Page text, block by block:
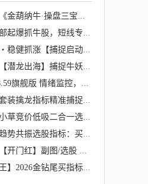
平步老师陈建平《金葫纳牛·操盘三宝》强基班...
「咫尺擒龙」底部起爆抓牛股，短线专用电脑手...
精准伏击强势股・稳健抓涨【捕捉启动】...
抄底指标通达信【潜龙出海】捕捉牛妖起爆量能...
竞价擒龙系统V8.59旗舰版 情绪监控，追涨、打...
【2026冲云霄】套装擒龙指标精准捕捉突破起爆...
竞价接力系统【小草竞价低吸二合一选股系统】...
【起涨跟踪器】趋势共振选股指标：买在起涨点...
实战指标通达信【开门红】副图/选股 在支撑位...
强势反弹【尾买王】2026金钻尾买指标、波段顺...